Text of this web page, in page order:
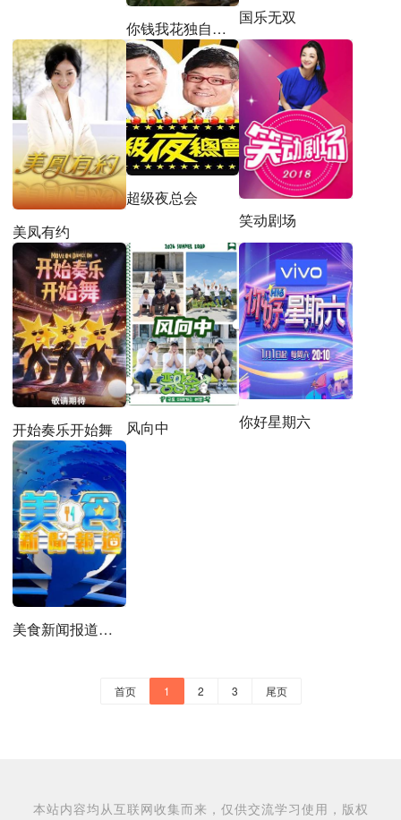
你钱我花独自旅行第五季
国乐无双
美凤有约
超级夜总会
笑动剧场
开始奏乐开始舞 风向中 你好星期六
美食新闻报道粤语
首页 1 2 3 尾页
本站内容均从互联网收集而来，仅供交流学习使用，版权